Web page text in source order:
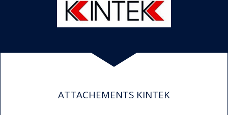
ATTACHEMENTS KINTEK